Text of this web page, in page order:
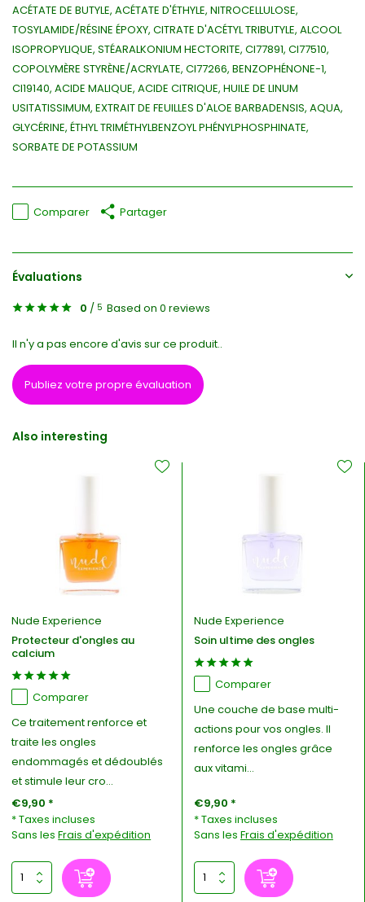
ACÉTATE DE BUTYLE, ACÉTATE D'ÉTHYLE, NITROCELLULOSE,
TOSYLAMIDE/RÉSINE ÉPOXY, CITRATE D'ACÉTYL TRIBUTYLE, ALCOOL
ISOPROPYLIQUE, STÉARALKONIUM HECTORITE, CI77891, CI77510,
COPOLYMÈRE STYRÈNE/ACRYLATE, CI77266, BENZOPHÉNONE-1,
CI19140, ACIDE MALIQUE, ACIDE CITRIQUE, HUILE DE LINUM
USITATISSIMUM, EXTRAIT DE FEUILLES D'ALOE BARBADENSIS, AQUA,
GLYCÉRINE, ÉTHYL TRIMÉTHYLBENZOYL PHÉNYLPHOSPHINATE,
SORBATE DE POTASSIUM
Comparer Partager
Évaluations
0 / 5 Based on 0 reviews
Il n'y a pas encore d'avis sur ce produit..
Publiez votre propre évaluation
Also interesting
Nude Experience
Protecteur d'ongles au
calcium
Comparer
Ce traitement renforce et
traite les ongles
endommagés et dédoublés
et stimule leur cro...
€9,90 *
* Taxes incluses
Sans lesFrais d'expédition
Nude Experience
Soin ultime des ongles
Comparer
Une couche de base multi-
actions pour vos ongles. Il
renforce les ongles grâce
aux vitami...
€9,90 *
* Taxes incluses
Sans les Frais d'expédition